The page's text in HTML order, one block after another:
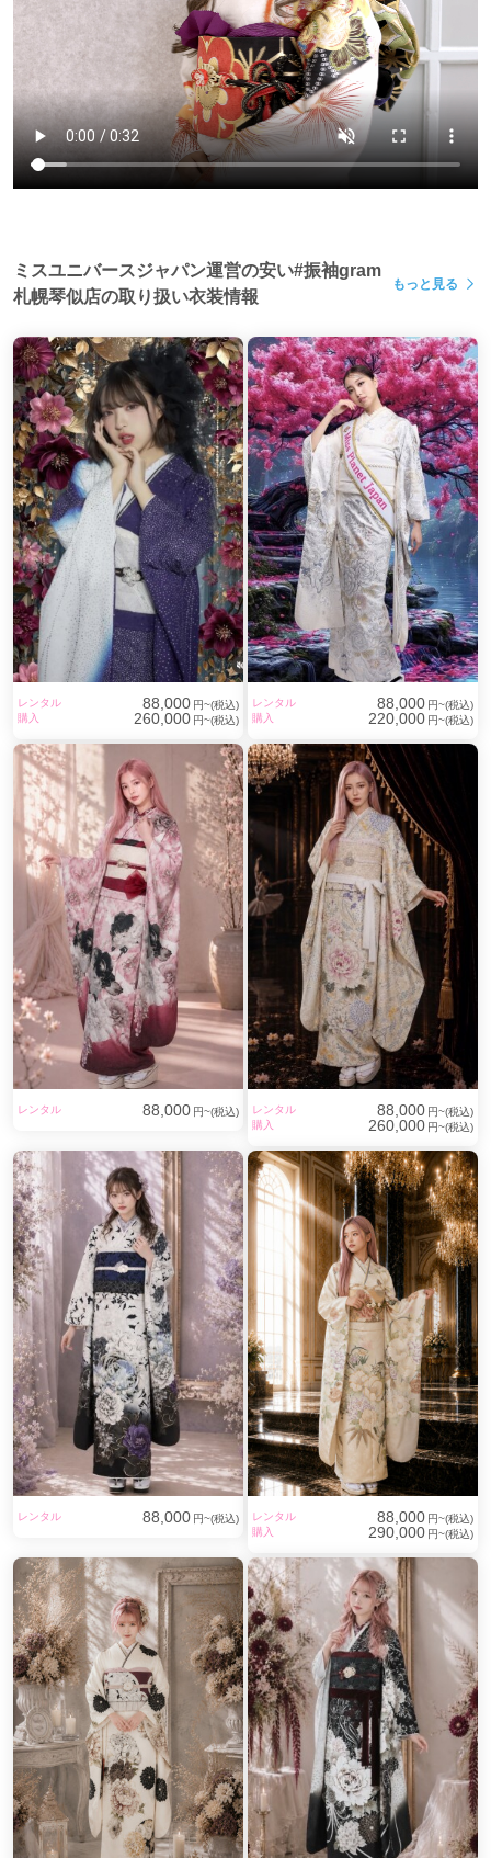
ミスユニバースジャパン運営の安い#振袖gram
札幌琴似店の取り扱い衣装情報
もっと見る
レンタル 88,000 円~(税込)
購入
260,000 円~(税込)
レンタル 88,000 円~(税込)
購入
220,000 円~(税込)
レンタル 88,000 円~(税込) レンタル 88,000 円~(税込)
購入
260,000 円~(税込)
レンタル 88,000 円~(税込) レンタル 88,000 円~(税込)
購入
290,000 円~(税込)